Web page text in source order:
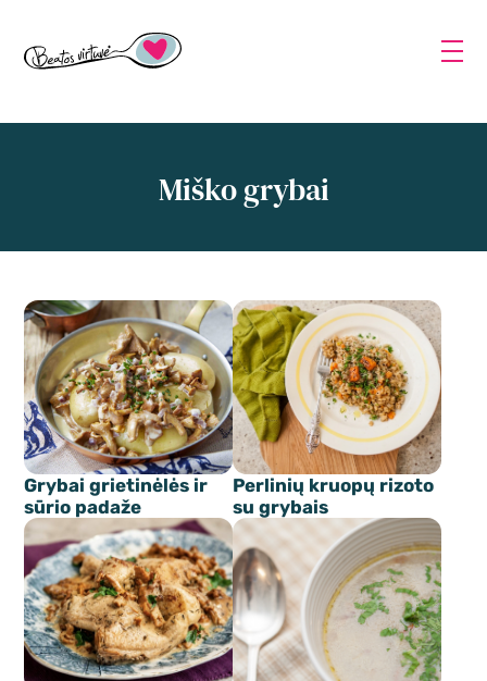
Miško grybai
Grybai grietinėlės ir
sūrio padaže
Perlinių kruopų rizoto
su grybais